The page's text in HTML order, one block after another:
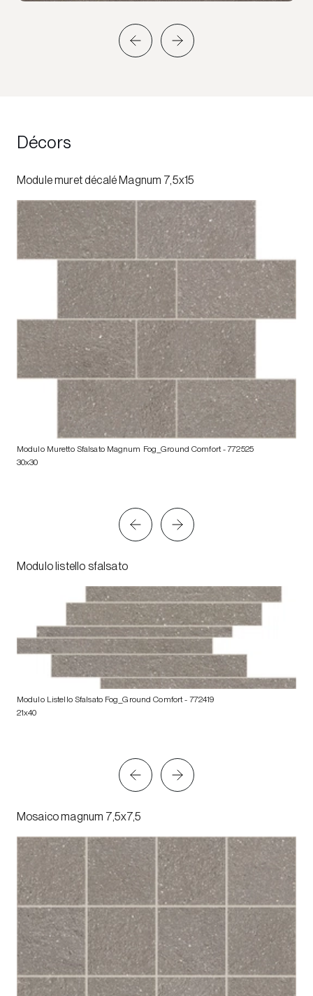
Décors
Module muret décalé Magnum 7,5x15
Modulo Muretto Sfalsato Magnum Fog_Ground Comfort- 772525
30x30
Modulo listello sfalsato
Modulo Listello Sfalsato Fog_Ground Comfort- 772419
21x40
Mosaico magnum 7,5x7,5